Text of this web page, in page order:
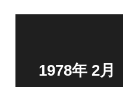
1978年 2月